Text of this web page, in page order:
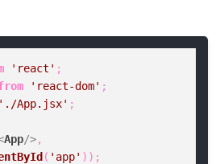
'react'
'react-dom'
'./App.jsx' ;
App/>
( 'app' ));